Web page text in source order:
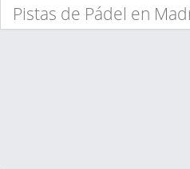
Pistas de Pádel en